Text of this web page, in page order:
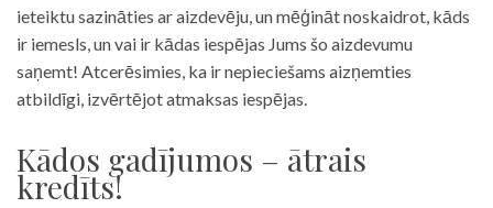
ieteiktu sazināties ar aizdevēju, un mēģināt noskaidrot, kāds
ir iemesls, un vai ir kādas iespējas Jums šo aizdevumu
saņemt! Atcerēsimies, ka ir nepieciešams aizņemties
atbildīgi, izvērtējot atmaksas iespējas.
Kādos gadījumos – ātrais
kredīts!